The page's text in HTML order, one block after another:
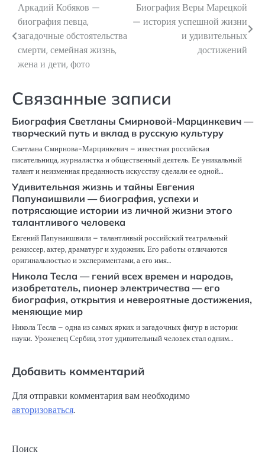
Навигация
по
записям
Аркадий Кобяков —
биография певца,
загадочные обстоятельства
смерти, семейная жизнь,
жена и дети, фото
Биография Веры Марецкой
— история успешной жизни
и удивительных
достижений
Связанные записи
Биография Светланы Смирновой-Марцинкевич —
творческий путь и вклад в русскую культуру
Светлана Смирнова-Марцинкевич – известная российская
писательница, журналистка и общественный деятель. Ее уникальный
талант и неизменная преданность искусству сделали ее одной…
Удивительная жизнь и тайны Евгения
Папунаишвили — биография, успехи и
потрясающие истории из личной жизни этого
талантливого человека
Евгений Папунаишвили – талантливый российский театральный
режиссер, актер, драматург и художник. Его работы отличаются
оригинальностью и экспериментами, а его имя…
Никола Тесла — гений всех времен и народов,
изобретатель, пионер электричества — его
биография, открытия и невероятные достижения,
меняющие мир
Никола Тесла – одна из самых ярких и загадочных фигур в истории
науки. Уроженец Сербии, этот удивительный человек стал одним…
Добавить комментарий
Для отправки комментария вам необходимо
авторизоваться.
Поиск